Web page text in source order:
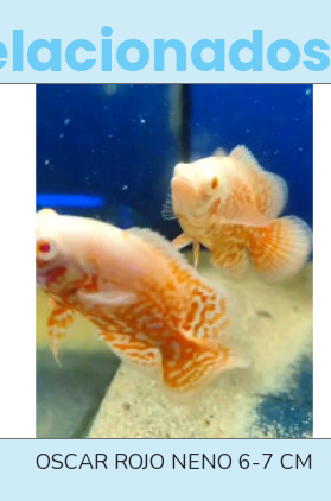
OSCAR ROJO NENO 6-7 CM